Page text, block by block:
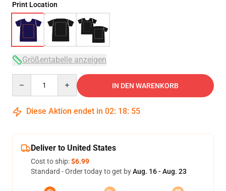
Print Location
Größentabelle anzeigen
IN DEN WARENKORB
Diese Aktion endet in 02: 18: 54
Deliver to United States
Cost to ship:$6.99
Standard - Order today to get byAug. 16 - Aug. 23